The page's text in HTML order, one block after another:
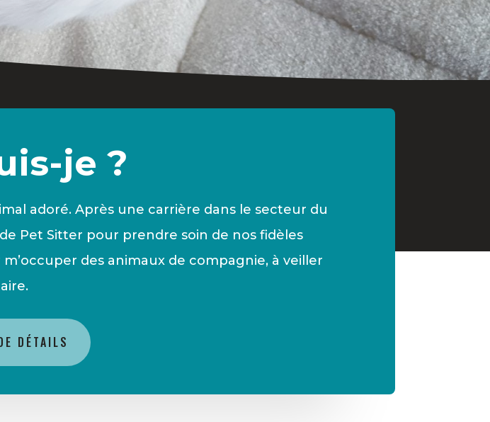
je ?
adoré. Après une carrière dans le secteur du
Pet Sitter pour prendre soin de nos fidèles
des animaux de compagnie, à veiller
DÉTAILS